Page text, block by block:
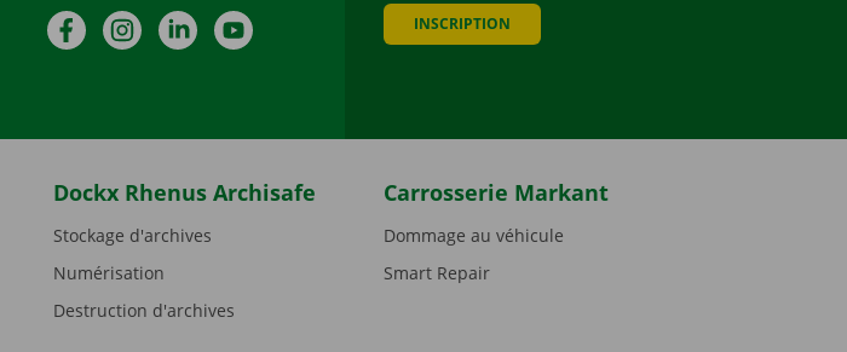
FacebookInstagramLinkedInYouTube INSCRIPTION
Dockx Rhenus Archisafe
Stockage d'archives
Numérisation
Destruction d'archives
Carrosserie Markant
Dommage au véhicule
Smart Repair